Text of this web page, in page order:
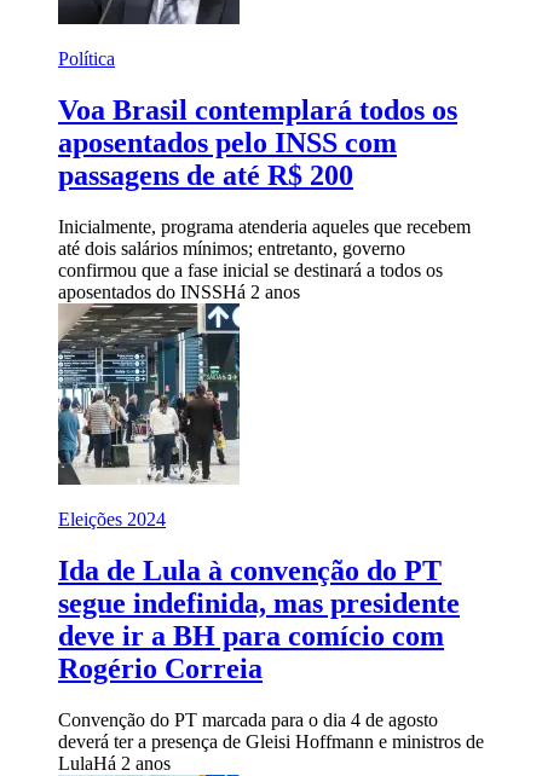
Política
Voa Brasil contemplará todos os
aposentados pelo INSS com
passagens de até R$ 200
Inicialmente, programa atenderia aqueles que recebem
até dois salários mínimos; entretanto, governo
confirmou que a fase inicial se destinará a todos os
aposentados do INSSHá 2 anos
Eleições 2024
Ida de Lula à convenção do PT
segue indefinida, mas presidente
deve ir a BH para comício com
Rogério Correia
Convenção do PT marcada para o dia 4 de agosto
deverá ter a presença de Gleisi Hoffmann e ministros de
LulaHá 2 anos